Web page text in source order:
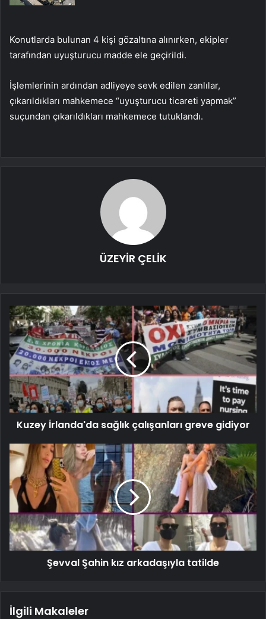
Konutlarda bulunan 4 kişi gözaltına alınırken, ekipler
tarafından uyuşturucu madde ele geçirildi.
İşlemlerinin ardından adliyeye sevk edilen zanlılar,
çıkarıldıkları mahkemece “uyuşturucu ticareti yapmak”
suçundan çıkarıldıkları mahkemece tutuklandı.
ÜZEYİR ÇELİK
Kuzey İrlanda'da sağlık çalışanları greve gidiyor
Şevval Şahin kız arkadaşıyla tatilde
İlgili Makaleler